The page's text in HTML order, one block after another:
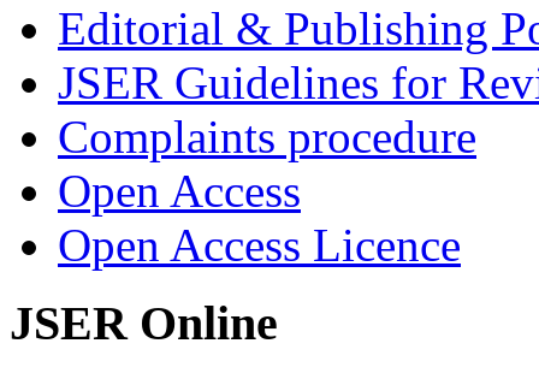
Editorial & Publishing
JSER Guidelines for
Complaints procedure
Open Access
Open Access Licence
JSER Online